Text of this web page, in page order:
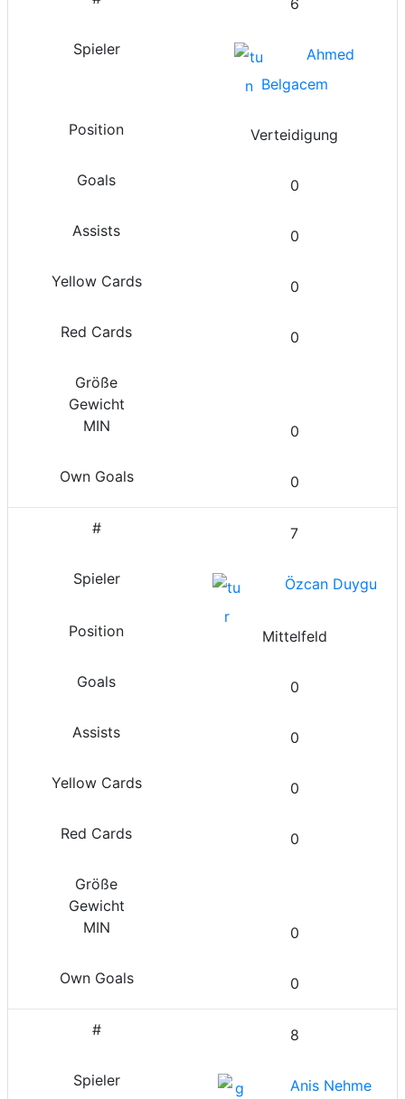
Ahmed
Belgacem
Verteidigung
0
0
0
0
0
0
7
Özcan Duygu
Mittelfeld
0
0
0
0
0
0
8
Anis Nehme